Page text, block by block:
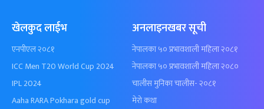
खेलकुद लाईभ
एनपीएल २०८१
ICC Men T20 World Cup 2024
IPL 2024
Aaha RARA Pokhara gold cup
अनलाइनखबर सूची
नेपालका ५० प्रभावशाली महिला २०८१
नेपालका ५० प्रभावशाली महिला २०८०
चालीस मुनिका चालीस- २०८१
मेरो कथा